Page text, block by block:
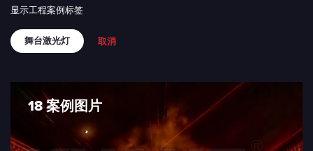
显示工程案例标签
舞台激光灯 取消
18 案例图片